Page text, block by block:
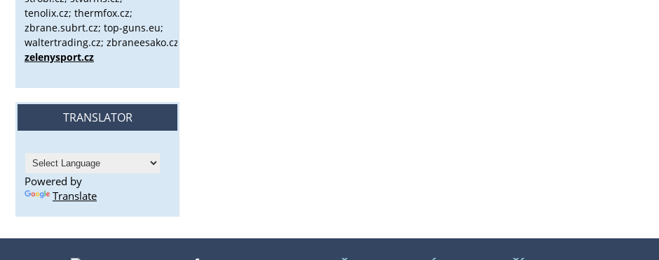
tenolix.cz; thermfox.cz;
zbrane.subrt.cz; top-guns.eu;
waltertrading.cz; zbraneesako.cz;
zelenysport.cz
TRANSLATOR
Powered by
Translate